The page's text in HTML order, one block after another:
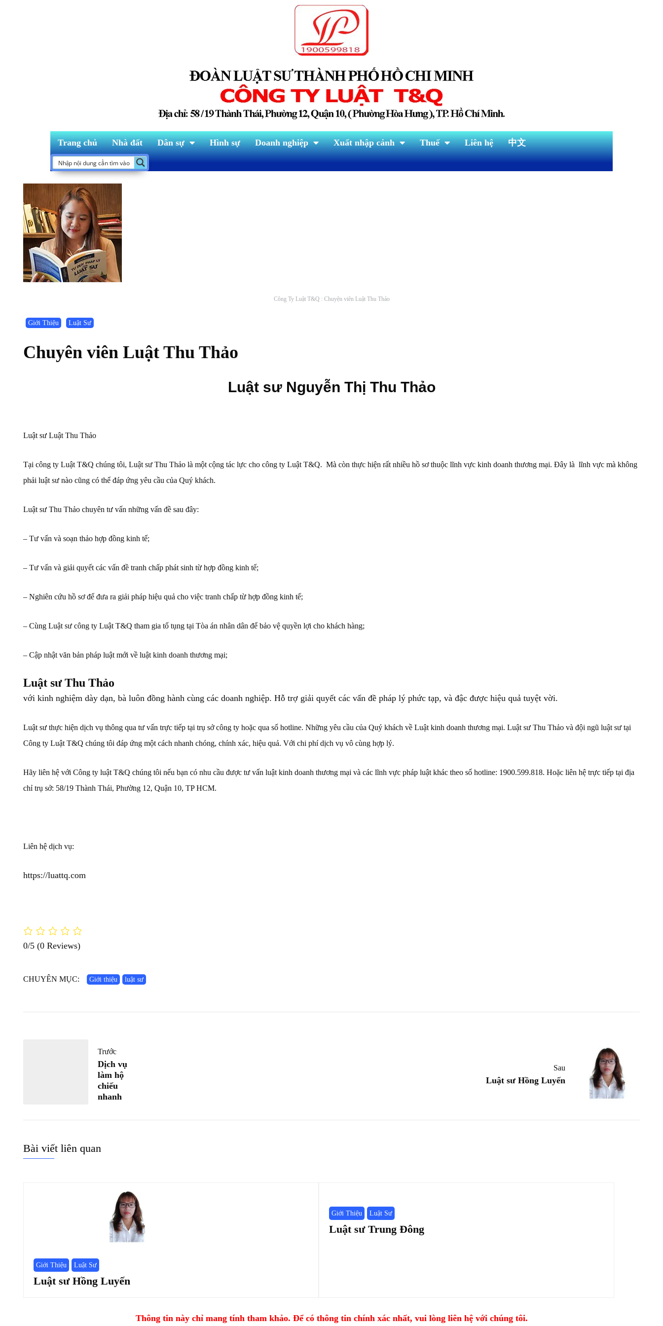
Trang chủ Nhà đất Dân sự Hình sự Doanh nghiệp Xuất nhập cảnh Thuế Liên hệ 中文
Công Ty Luật T&Q : Chuyện viên Luật Thu Thảo
Giới Thiệu Luật Sư
Chuyên viên Luật Thu Thảo
Luật sư Nguyễn Thị Thu Thảo
Luật sư Luật Thu Thảo
Tại công ty Luật T&Q chúng tôi, Luật sư Thu Thảo là một cộng tác lực cho công ty Luật T&Q. Mà còn thực hiện rất nhiều hồ sơ thuộc lĩnh vực kinh doanh thương mại. Đây là lĩnh vực mà không
phải luật sư nào cũng có thể đáp ứng yêu cầu của Quý khách.
Luật sư Thu Thảo chuyên tư vấn những vấn đề sau đây:
– Tư vấn và soạn thảo hợp đồng kinh tế;
– Tư vấn và giải quyết các vấn đề tranh chấp phát sinh từ hợp đồng kinh tế;
– Nghiên cứu hồ sơ để đưa ra giải pháp hiệu quả cho việc tranh chấp từ hợp đồng kinh tế;
– Cùng Luật sư công ty Luật T&Q tham gia tố tụng tại Tòa án nhân dân để bảo vệ quyền lợi cho khách hàng;
– Cập nhật văn bản pháp luật mới về luật kinh doanh thương mại;
Luật sư Thu Thảo
với kinh nghiệm dày dạn, bà luôn đồng hành cùng các doanh nghiệp. Hỗ trợ giải quyết các vấn đề pháp lý phức tạp, và đậc được hiệu quả tuyệt vời.
Luật sư thực hiện dịch vụ thông qua tư vấn trực tiếp tại trụ sở công ty hoặc qua số hotline. Những yêu cầu của Quý khách về Luật kinh doanh thương mại. Luật sư Thu Thảo và đội ngũ luật sư tại
Công ty Luật T&Q chúng tôi đáp ứng một cách nhanh chóng, chính xác, hiệu quả. Với chi phí dịch vụ vô cùng hợp lý.
Hãy liên hệ với Công ty luật T&Q chúng tôi nếu bạn có nhu cầu được tư vấn luật kinh doanh thương mại và các lĩnh vực pháp luật khác theo số hotline: 1900.599.818. Hoặc liên hệ trực tiếp tại địa
chỉ trụ sở: 58/19 Thành Thái, Phường 12, Quận 10, TP HCM.
Liên hệ dịch vụ:
https://luattq.com
0/5 (0 Reviews)
CHUYÊN MỤC: Giới thiệu luật sư
Trước
Dịch vụ
làm hộ
chiếu
nhanh
Sau
Luật sư Hồng Luyến
Bài viết liên quan
Giới Thiệu Luật Sư
Luật sư Hồng Luyến
Giới Thiệu Luật Sư
Luật sư Trung Đông
Thông tin này chỉ mang tính tham khảo. Để có thông tin chính xác nhất, vui lòng liên hệ với chúng tôi.